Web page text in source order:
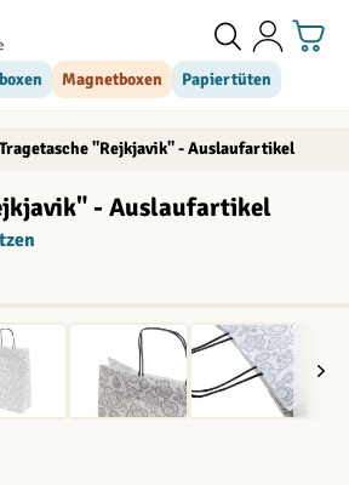
Magnetboxen Papiertüten
Tragetasche "Rejkjavik" - Auslaufartikel
- Auslaufartikel